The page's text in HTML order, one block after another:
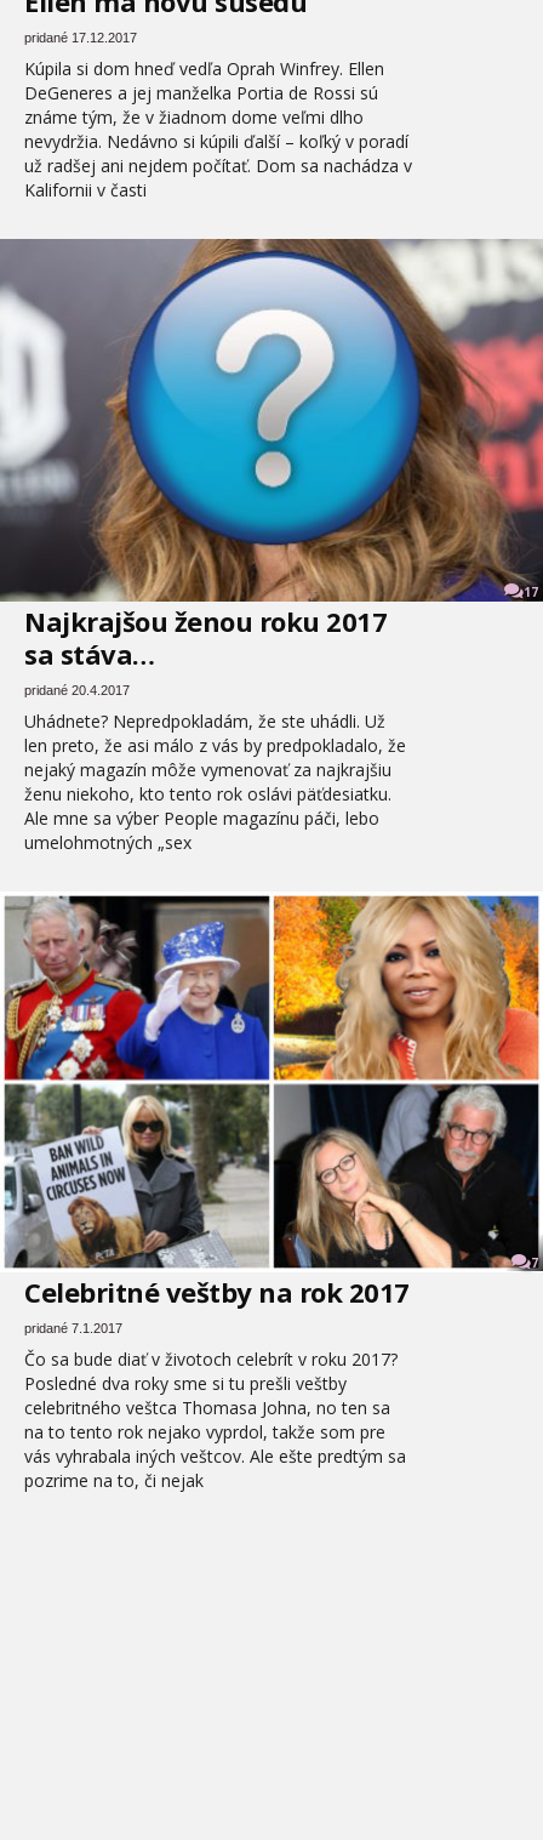
pridané 17.12.2017
Kúpila si dom hneď vedľa Oprah Winfrey. Ellen
DeGeneres a jej manželka Portia de Rossi sú
známe tým, že v žiadnom dome veľmi dlho
nevydržia. Nedávno si kúpili ďalší – koľký v poradí
už radšej ani nejdem počítať. Dom sa nachádza v
Kalifornii v časti
17
Najkrajšou ženou roku 2017
sa stáva…
pridané 20.4.2017
Uhádnete? Nepredpokladám, že ste uhádli. Už
len preto, že asi málo z vás by predpokladalo, že
nejaký magazín môže vymenovať za najkrajšiu
ženu niekoho, kto tento rok oslávi päťdesiatku.
Ale mne sa výber People magazínu páči, lebo
umelohmotných „sex
7
Celebritné veštby na rok 2017
pridané 7.1.2017
Čo sa bude diať v životoch celebrít v roku 2017?
Posledné dva roky sme si tu prešli veštby
celebritného veštca Thomasa Johna, no ten sa
na to tento rok nejako vyprdol, takže som pre
vás vyhrabala iných veštcov. Ale ešte predtým sa
pozrime na to, či nejak